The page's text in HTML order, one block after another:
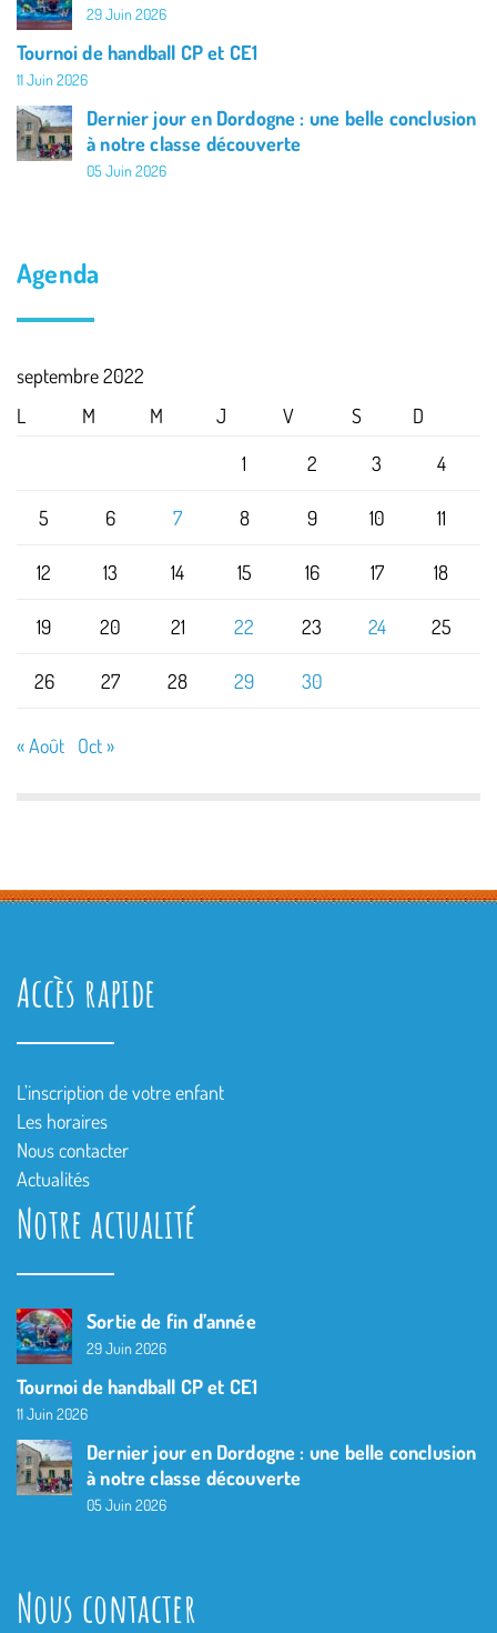
29 Juin 2026
Tournoi de handball CP et CE1
11 Juin 2026
Dernier jour en Dordogne : une belle conclusion
à notre classe découverte
05 Juin 2026
Agenda
septembre 2022
L
M M J V S
D
1
2 3 4
5 6 7 8 9 10 11
12 13 14 15 16 17 18
19 20 21 22 23 24 25
26 27 28 29 30
« Août Oct »
Accès rapide
L’inscription de votre enfant
Les horaires
Nous contacter
Actualités
Notre actualité
Sortie de fin d’année
29 Juin 2026
Tournoi de handball CP et CE1
11 Juin 2026
Dernier jour en Dordogne : une belle conclusion
à notre classe découverte
05 Juin 2026
Nous contacter